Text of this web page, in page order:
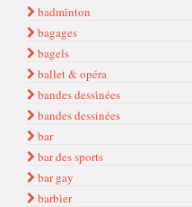
badmi̇nton
bagages
bagels
ballet & opéra
bandes dessi̇nées
bandes dessinées
bar
bar des sports
bar gay
barbi̇er